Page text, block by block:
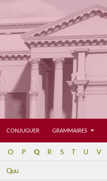
CONJUGUER GRAMMAIRES
O P Q R S T U V
Quu